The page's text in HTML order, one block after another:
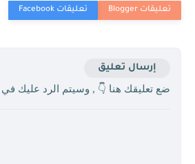
إرسال تعليق
ضع تعليقك هنا 👇 , وسيتم الرد عليك في